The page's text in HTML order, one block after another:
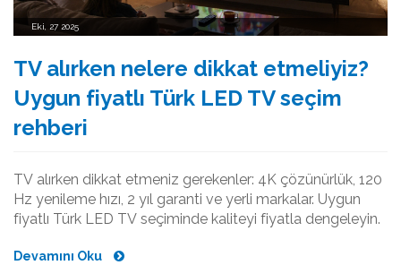
Eki, 27 2025
TV alırken nelere dikkat etmeliyiz?
Uygun fiyatlı Türk LED TV seçim
rehberi
TV alırken dikkat etmeniz gerekenler: 4K çözünürlük, 120
Hz yenileme hızı, 2 yıl garanti ve yerli markalar. Uygun
fiyatlı Türk LED TV seçiminde kaliteyi fiyatla dengeleyin.
Devamını Oku